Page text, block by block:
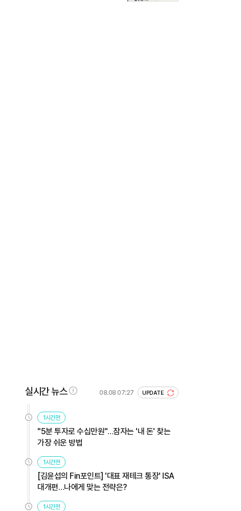
실시간 뉴스 08.08 07:27 UPDATE
1시간전
"5분 투자로 수십만원"…잠자는 '내 돈' 찾는
가장 쉬운 방법
1시간전
[김윤섭의 Fin포인트] '대표 재테크 통장' ISA
대개편…나에게 맞는 전략은?
1시간전